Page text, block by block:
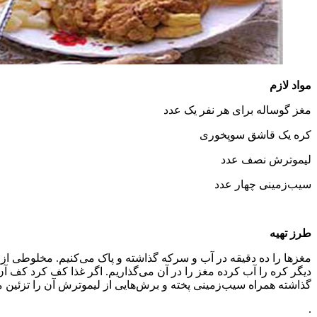
مواد لازم
مغز گوساله برای هر نفر یک عدد
کره یک قاشق سوپخوری
لیموترش نصف عدد
سیب‌زمینی چهار عدد
طرز تهیه
دیگر کره را آب کرده مغز را در آن می‌گذاریم. اگر غذا کف کرد
گذاشته همراه سیب‌زمینی پخته و برش‌هایی از لیموترش آن را
.